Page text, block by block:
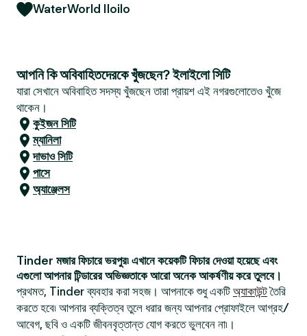
WaterWorld Iloilo
আপনি কি অবিবাহিতদেরকে খুঁজছেন? ইলাইলো সিটি
যারা সেখানে অবিবাহিত সদস্য খুঁজছেন তারা প্রায়শ এই নগরগুলোতেও খুঁজে
থাকেন।
কুইজন সিটি
ম্যানিলা
দাভাও সিটি
পাসে
অ্যাঞ্জেলস
Tinder মজার ফিচারে ভরপুর৷ এখানে কয়েকটি ফিচার দেওয়া হয়েছে এবং
এগুলো আপনার টিন্ডারের অভিজ্ঞতাকে আরো অনেক আকর্ষণীয় করে তুলবে।
প্রথমত, Tinder ব্যবহার করা সহজ। আপনাকে শুধু একটি অ্যাকাউন্টতৈরি
করতে হবে৷ আপনার ব্যক্তিত্ব তুলে ধরার জন্য আপনার প্রোফাইলে আগ্রহ/
আবেগ, ছবি ও একটি জীবনবৃত্তান্ত যোগ করতে ভুলবেন না৷।